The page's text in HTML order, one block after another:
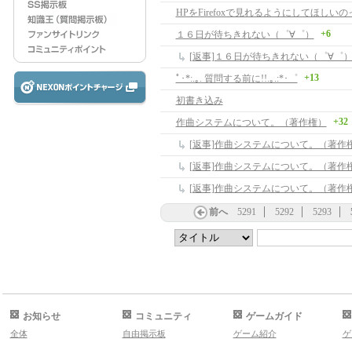
HPをFirefoxで見れるようにしてほしいの
１６日が待ちきれない（゜∀゜）
+6
[返事]１６日が待ちきれない（゜∀゜）
ﾟ･*:.｡. 質問する前に!!.｡.:*･゜
+13
初書き込み
作曲システムについて。（著作権）
+32
[返事]作曲システムについて。（著作
[返事]作曲システムについて。（著作
[返事]作曲システムについて。（著作
前へ 5291 5292 5293
お知らせ
全体
コミュニティ
自由掲示板
ゲームガイド
ゲーム紹介